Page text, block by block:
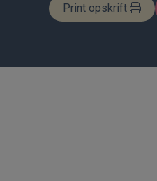
Print opskrift